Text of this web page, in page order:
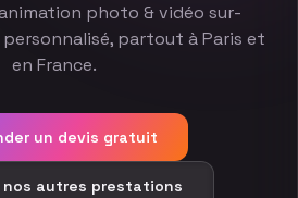
photo & vidéo sur-
partout à Paris et
en France.
un devis gratuit
nos autres prestations